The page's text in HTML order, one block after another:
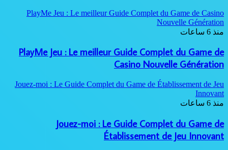
PlayMe Jeu : Le meilleur
PlayMe Jeu : Le meilleur
Jouez-moi : Le Guide Complet du
Jouez-moi : Le